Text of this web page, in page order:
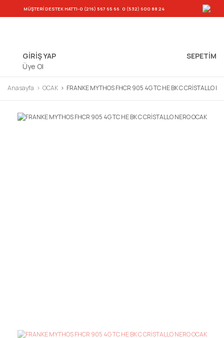
MÜŞTERİ DESTEK HATTI-0 (216) 567 65 66-0 (532) 600 88 24
GİRİŞ YAP
Üye Ol
SEPETIM
Anasayfa OCAK FRANKE MYTHOS FHCR 905 4G TC HE BK C CRİSTALLO